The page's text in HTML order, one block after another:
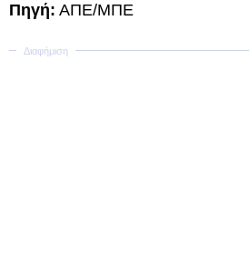
Πηγή: ΑΠΕ/ΜΠΕ